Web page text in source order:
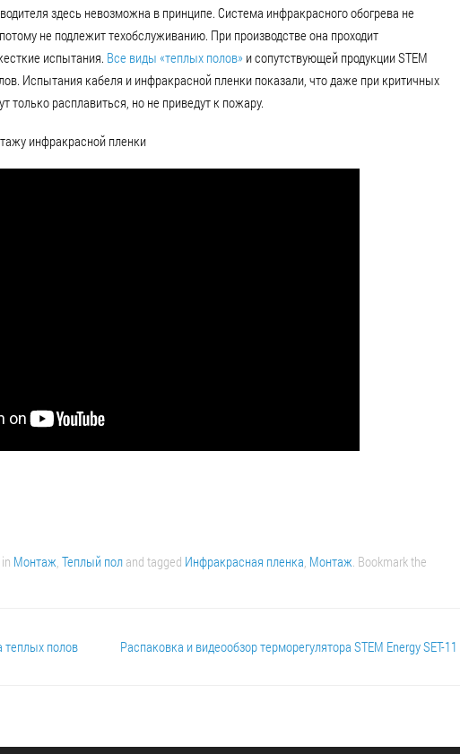
здесь невозможна в принципе. Система инфракрасного обогрева не
не подлежит техобслуживанию. При производстве она проходит
испытания. Все виды «теплых полов» и сопутствующей продукции STEM
Испытания кабеля и инфракрасной пленки показали, что даже при критичных
только расплавиться, но не приведут к пожару.
инфракрасной пленки
Монтаж, Теплый пол and tagged Инфракрасная пленка, Монтаж. Bookmark the
теплых полов Распаковка и видеообзор терморегулятора STEM Energy SET-11